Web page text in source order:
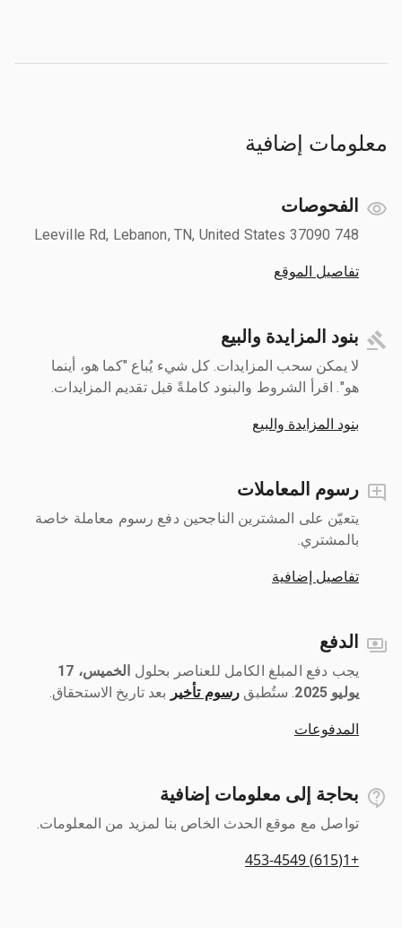
معلومات إضافية
الفحوصات
748 Leeville Rd, Lebanon, TN, United States 37090
تفاصيل الموقع
بنود المزايدة والبيع
لا يمكن سحب المزايدات. كل شيء يُباع "كما هو، أينما
هو". اقرأ الشروط والبنود كاملةً قبل تقديم المزايدات.
بنود المزايدة والبيع
رسوم المعاملات
يتعيّن على المشترين الناجحين دفع رسوم معاملة خاصة
بالمشتري.
تفاصيل إضافية
الدفع
يجب دفع المبلغ الكامل للعناصر بحلول ‎
الخميس، 17
يوليو 2025
رسوم تأخير بعد تاريخ الاستحقاق.
المدفوعات
بحاجة إلى معلومات إضافية
تواصل مع موقع الحدث الخاص بنا لمزيد من المعلومات.
+1(615) 453-4549